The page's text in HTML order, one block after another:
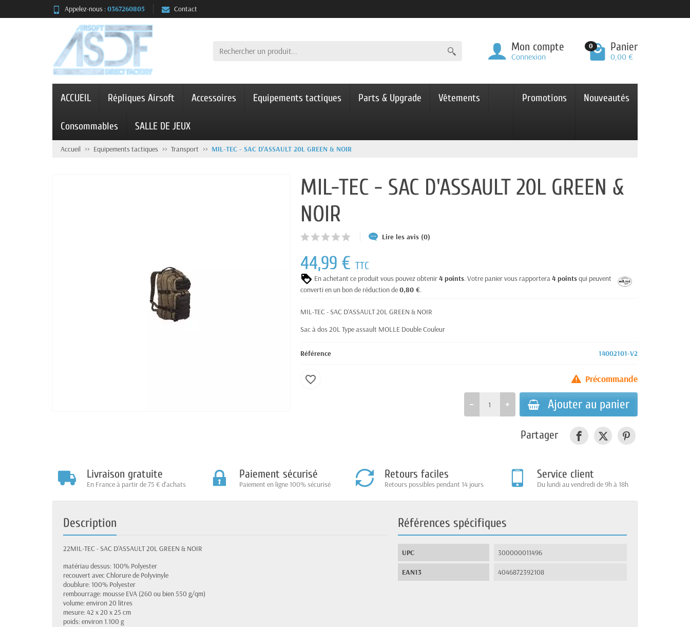
Appelez-nous :0367260805 Contact
Mon compte
Connexion
0 Panier
0,00 €
ACCUEIL Répliques Airsoft Accessoires Equipements tactiques Parts & Upgrade Vêtements
Consommables SALLE DE JEUX
Promotions Nouveautés
Accueil Equipements tactiques Transport MIL-TEC - SAC D'ASSAULT 20L GREEN & NOIR
MIL-TEC - SAC D'ASSAULT 20L GREEN &
NOIR
Lire les avis (0)
44,99 €TTC
En achetant ce produit vous pouvez obtenir4 points. Votre panier vous rapportera4 pointsqui peuvent être
converti en un bon de réduction de0,80 €.
MIL-TEC - SAC D'ASSAULT 20L GREEN & NOIR
Sac à dos 20L Type assault MOLLE Double Couleur
Référence 14002101-V2
Précommande
Ajouter au panier
favorite_border
Partager
Livraison gratuite
En France à partir de 75 € d'achats
Paiement sécurisé
Paiement en ligne 100% sécurisé
Retours faciles
Retours possibles pendant 14 jours
Service client
Du lundi au vendredi de 9h à 18h
Description
22MIL-TEC - SAC D'ASSAULT 20L GREEN & NOIR
matériau dessus: 100% Polyester
recouvert avec Chlorure de Polyvinyle
doublure: 100% Polyester
rembourrage: mousse EVA (260 ou bien 550 g/qm)
volume: environ 20 litres
mesure: 42 x 20 x 25 cm
poids: environ 1.100 g
Références spécifiques
UPC 300000011496
EAN13 4046872392108